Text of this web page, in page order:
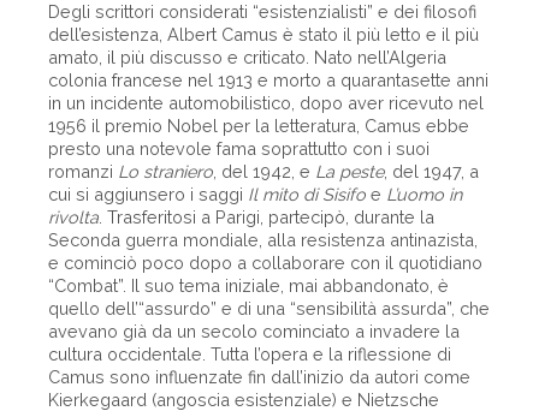
Degli scrittori considerati “esistenzialisti” e dei filosofi
dell’esistenza, Albert Camus è stato il più letto e il più
amato, il più discusso e criticato. Nato nell’Algeria
colonia francese nel 1913 e morto a quarantasette anni
in un incidente automobilistico, dopo aver ricevuto nel
1956 il premio Nobel per la letteratura, Camus ebbe
presto una notevole fama soprattutto con i suoi
romanzi Lo straniero , del 1942, e La peste, del 1947, a
cui si aggiunsero i saggi Il mito di Sisifo e L’uomo in
rivolta . Trasferitosi a Parigi, partecipò, durante la
Seconda guerra mondiale, alla resistenza antinazista,
e cominciò poco dopo a collaborare con il quotidiano
“Combat”. Il suo tema iniziale, mai abbandonato, è
quello dell’“assurdo” e di una “sensibilità assurda”, che
avevano già da un secolo cominciato a invadere la
cultura occidentale. Tutta l’opera e la riflessione di
Camus sono influenzate fin dall’inizio da autori come
Kierkegaard (angoscia esistenziale) e Nietzsche